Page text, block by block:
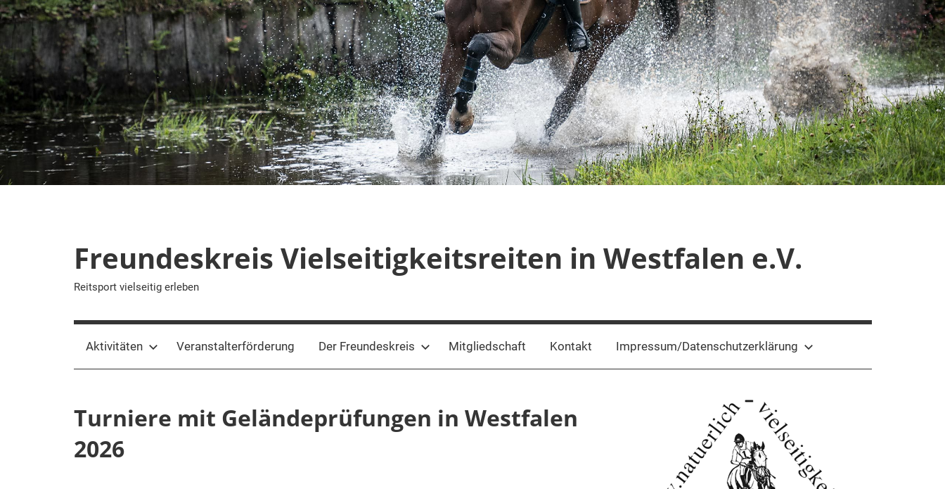
Zum
Inhalt
springen
Freundeskreis Vielseitigkeitsreiten in Westfalen e.V.
Reitsport vielseitig erleben
Aktivitäten Veranstalterförderung Der Freundeskreis Mitgliedschaft Kontakt Impressum/Datenschutzerklärung
Turniere mit Geländeprüfungen in Westfalen
2026